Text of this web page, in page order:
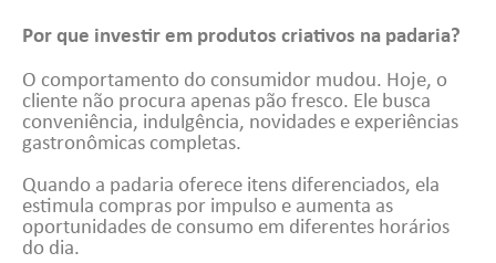
Por que investir em produtos criativos na padaria?
O comportamento do consumidor mudou. Hoje, o
cliente não procura apenas pão fresco. Ele busca
conveniência, indulgência, novidades e experiências
gastronômicas completas.
Quando a padaria oferece itens diferenciados, ela
estimula compras por impulso e aumenta as
oportunidades de consumo em diferentes horários
do dia.